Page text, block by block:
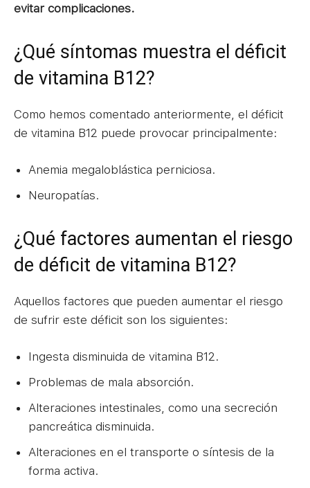
evitar complicaciones.
¿Qué síntomas muestra el déficit
de vitamina B12?
Como hemos comentado anteriormente, el déficit
de vitamina B12 puede provocar principalmente:
Anemia megaloblástica perniciosa.
Neuropatías.
¿Qué factores aumentan el riesgo
de déficit de vitamina B12?
Aquellos factores que pueden aumentar el riesgo
de sufrir este déficit son los siguientes:
Ingesta disminuida de vitamina B12.
Problemas de mala absorción.
Alteraciones intestinales, como una secreción
pancreática disminuida.
Alteraciones en el transporte o síntesis de la
forma activa.